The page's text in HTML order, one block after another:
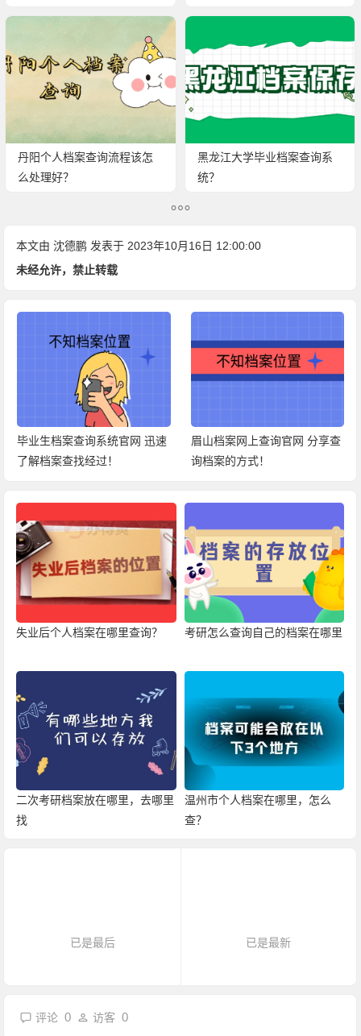
丹阳个人档案查询流程该怎
么处理好？
黑龙江大学毕业档案查询系
统？
本文由沈德鹏 发表于 2023年10月16日 12:00:00
未经允许，禁止转载
毕业生档案查询系统官网 迅速
了解档案查找经过！
眉山档案网上查询官网 分享查
询档案的方式！
失业后个人档案在哪里查询？ 考研怎么查询自己的档案在哪里
二次考研档案放在哪里，去哪里
找
温州市个人档案在哪里，怎么
查？
已是最后 已是最新
评论0 访客0